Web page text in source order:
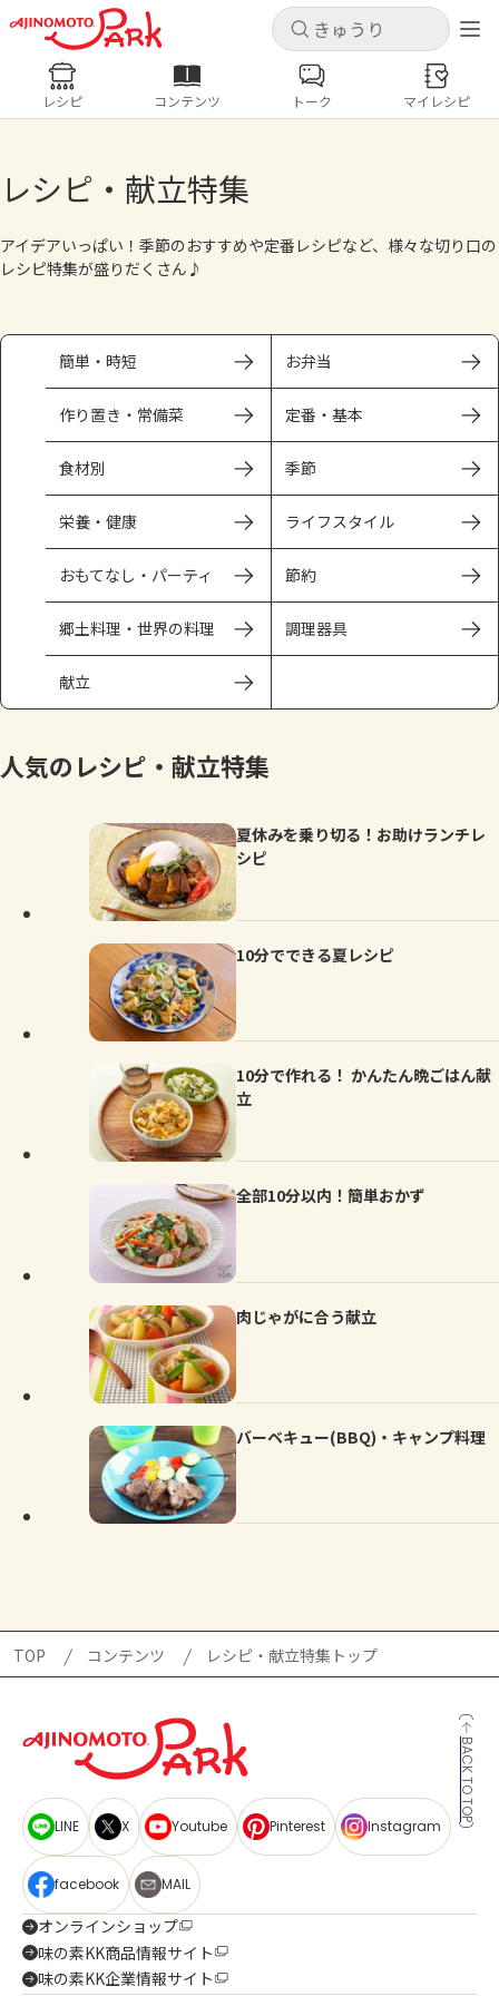
キャンセル
ログインするとレシピを保存できます
ホーム
レシピ
トーク
よくあるお問い合わせ
お買い物
AJINOMOTO PARK とは
キャンセル
レシピ コンテンツ
人気の食材・レシピ
きゅうり なす トマト
とうもろこし
レシピ コンテンツ トーク マイレシピ
レシピ・献立特集
アイデアいっぱい！季節のおすすめや定番レシピなど、様々な切り口の
レシピ特集が盛りだくさん♪
簡単・時短 お弁当
作り置き・常備菜 定番・基本
食材別 季節
栄養・健康 ライフスタイル
おもてなし・パーティ 節約
郷土料理・世界の料理 調理器具
献立
人気のレシピ・献立特集
夏休みを乗り切る！お助けランチレ
シピ
10分でできる夏レシピ
10分で作れる！ かんたん晩ごはん献
立
全部10分以内！簡単おかず
肉じゃがに合う献立
バーベキュー(BBQ)・キャンプ料理
TOP コンテンツ レシピ・献立特集トップ
BACK TO TOP
LINE X Youtube Pinterest Instagram
facebook MAIL
オンラインショップ
味の素KK商品情報サイト
味の素KK企業情報サイト